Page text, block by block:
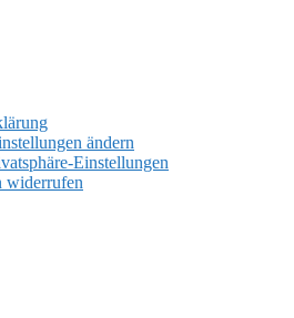
ändern
Einstellungen
widerrufen